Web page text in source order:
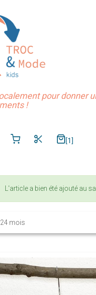
pour donner
!
[1]
L'article a bien été ajouté au